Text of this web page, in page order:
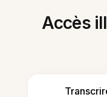
Accès